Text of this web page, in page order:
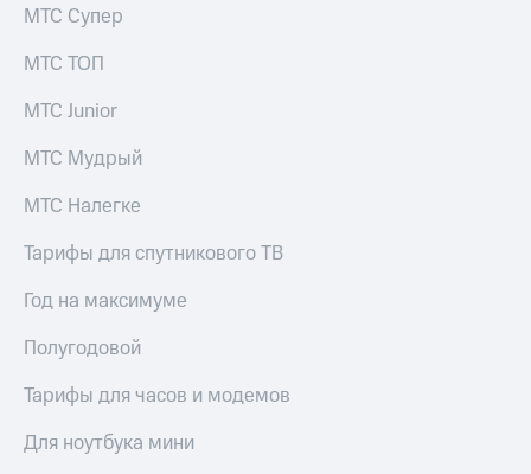
МТС Супер
МТС ТОП
МТС Junior
МТС Мудрый
МТС Налегке
Тарифы для спутникового ТВ
Год на максимуме
Полугодовой
Тарифы для часов и модемов
Для ноутбука мини